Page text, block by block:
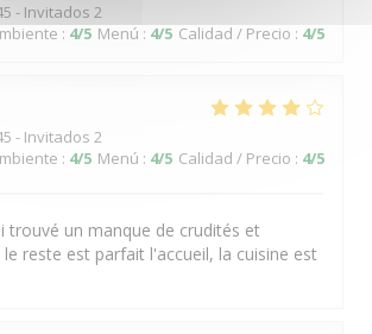
- Invitados 2
: 4/5 Menú : 4/5 Calidad / Precio : 4/5
- Invitados 2
: 4/5 Menú : 4/5 Calidad / Precio : 4/5
trouvé un manque de crudités et
reste est parfait l'accueil, la cuisine est